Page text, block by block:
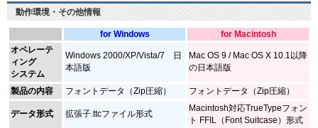
動作環境・その他情報
for Windows
for Macintosh
オペレーテ
ィング
システム
Windows 2000/XP/Vista/7 日
本語版
Mac OS 9 / Mac OS X 10.1以降
の日本語版
製品の内容 フォントデータ（Zip圧縮） フォントデータ（Zip圧縮）
データ形式 拡張子.ttcファイル形式
Macintosh対応TrueTypeフォン
ト FFIL（Font Suitcase）形式